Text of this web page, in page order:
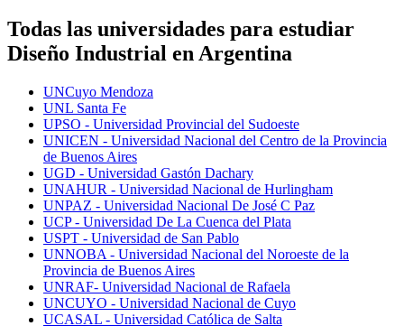
Todas las universidades para estudiar
Diseño Industrial en Argentina
UNCuyo Mendoza
UNL Santa Fe
UPSO - Universidad Provincial del Sudoeste
UNICEN - Universidad Nacional del Centro de la Provincia
de Buenos Aires
UGD - Universidad Gastón Dachary
UNAHUR - Universidad Nacional de Hurlingham
UNPAZ - Universidad Nacional De José C Paz
UCP - Universidad De La Cuenca del Plata
USPT - Universidad de San Pablo
UNNOBA - Universidad Nacional del Noroeste de la
Provincia de Buenos Aires
UNRAF- Universidad Nacional de Rafaela
UNCUYO - Universidad Nacional de Cuyo
UCASAL - Universidad Católica de Salta